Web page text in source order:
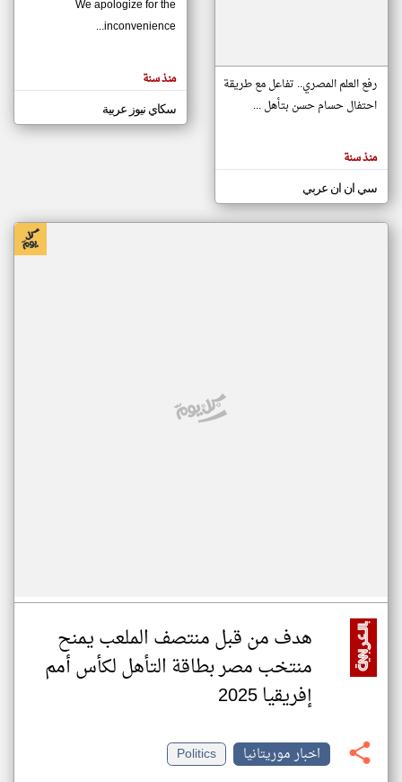
مصادر الأخبار من موريتانيا
اخبار موريتانيا على مدار الساعة
أهم اخبار موريتانيا العاجلة والمباشرة
المقالات
الموجوده
هنا عن
رفع العلم المصري.. تفاعل مع طريقة
احتفال حسام حسن بتأهل ...
منذ سنة
سي ان ان عربي
We apologize for the
inconvenience...
منذ سنة
سكاي نيوز عربية
هدف من قبل منتصف الملعب يمنح
منتخب مصر بطاقة التأهل لكأس أمم
إفريقيا 2025
اخبار موريتانيا
Politics
klyoum.com